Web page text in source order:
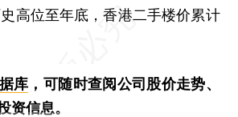
高位至年底，香港二手楼价累计
库 ，可随时查阅公司股价走势、
资信息。